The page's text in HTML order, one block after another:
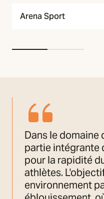
Arena Sport
Dans le domaine
partie intégrante
pour la rapidité
athlètes.
environnement